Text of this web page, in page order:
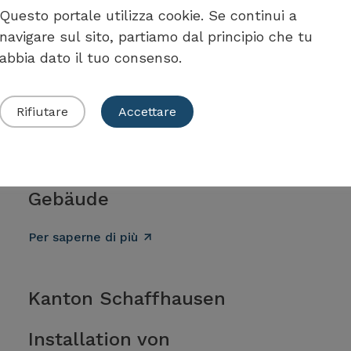
della misura
Stadt Zürich
Gebäude
Per saperne di più
Kanton Schaffhausen
Installation von
Questo portale utilizza cookie. Se continui a
navigare sul sito, partiamo dal principio che tu
abbia dato il tuo consenso.
Rifiutare Accettare